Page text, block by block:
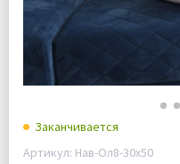
Заканчивается
Артикул: Нав-Ол8-30х50